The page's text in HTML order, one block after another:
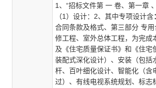
1 、“招标文件第 一 卷、第一章
（1 ）设计： 2、其中专项设计含：
合同条款及格式、第三部分 专
修工程、室外总体工程，为完
及《住宅质量保证书》和《住
装配式深化设计）、安装（包
杆、百叶细化设计、智能化（
过）、有线电视系统规划、标